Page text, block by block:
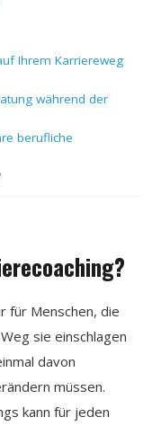
Ihrem Karriereweg
während der
berufliche
für Menschen, die
sie einschlagen
davon
müssen.
kann für jeden